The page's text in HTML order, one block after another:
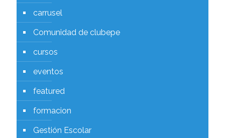
carrusel
Comunidad de clubepe
cursos
eventos
featured
formacion
Gestión Escolar